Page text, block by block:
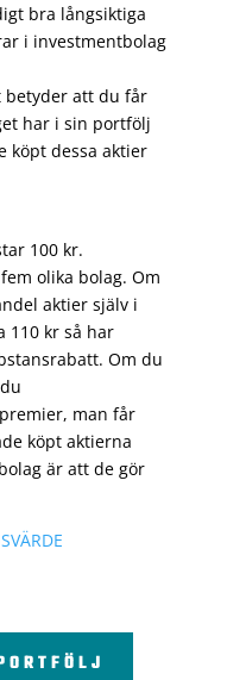
bra långsiktiga
i investmentbolag
betyder att du får
har i sin portfölj
köpt dessa aktier
100 kr.
olika bolag. Om
aktier själv i
110 kr så har
Om du
man får
köpt aktierna
är att de gör